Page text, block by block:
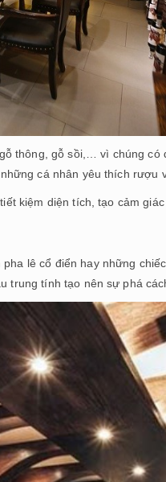
thông, gỗ sồi,… vì chúng
cá nhân yêu thích rượu
kiệm diện tích, tạo cảm giác
lê cổ điển hay những
trung tính tạo nên sự phá